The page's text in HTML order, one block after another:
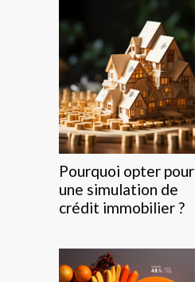
Pourquoi opter pour
une simulation de
crédit immobilier ?